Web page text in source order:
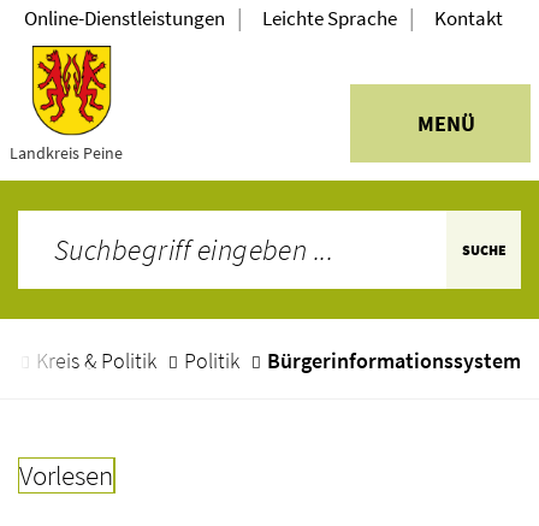
Landkreis Peine
MENÜ
Online-Dienstleistungen | Leichte Sprache | Kontakt
SUCHE
Kreis & Politik Politik Bürgerinformationssystem
Vorlesen